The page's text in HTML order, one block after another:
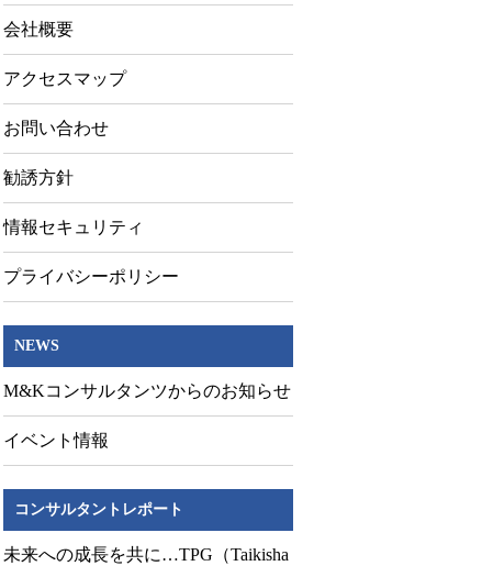
会社概要
アクセスマップ
お問い合わせ
勧誘方針
情報セキュリティ
プライバシーポリシー
NEWS
M&Kコンサルタンツからのお知らせ
イベント情報
コンサルタントレポート
未来への成長を共に…TPG（Taikisha